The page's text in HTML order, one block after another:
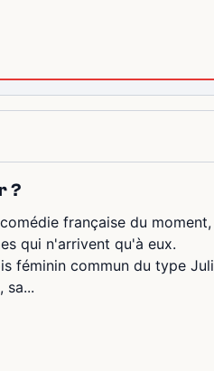
?
française du
qui n'arrivent qu'à eux.
féminin commun du type
sa...